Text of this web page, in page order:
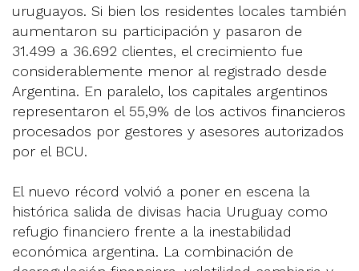
uruguayos. Si bien los residentes locales también
aumentaron su participación y pasaron de
31.499 a 36.692 clientes, el crecimiento fue
considerablemente menor al registrado desde
Argentina. En paralelo, los capitales argentinos
representaron el 55,9% de los activos financieros
procesados por gestores y asesores autorizados
por el BCU.
El nuevo récord volvió a poner en escena la
histórica salida de divisas hacia Uruguay como
refugio financiero frente a la inestabilidad
económica argentina. La combinación de